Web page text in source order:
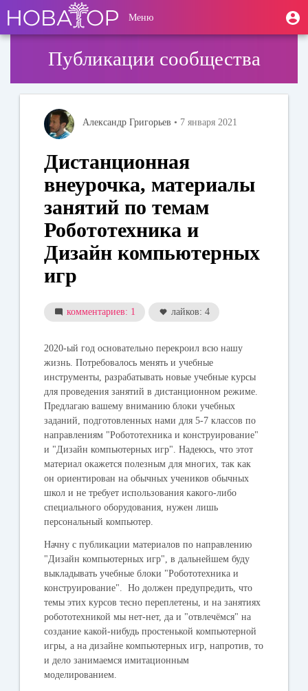
основному
содержанию
User
account
Меню
Публикации сообщества
Александр Григорьев • 7 января 2021
Дистанционная
внеурочка, материалы
занятий по темам
Робототехника и
Дизайн компьютерных
игр
комментариев: 1 лайков: 4
2020-ый год основательно перекроил всю нашу
жизнь. Потребовалось менять и учебные
инструменты, разрабатывать новые учебные курсы
для проведения занятий в дистанционном режиме.
Предлагаю вашему вниманию блоки учебных
заданий, подготовленных нами для 5-7 классов по
направлениям "Робототехника и конструирование"
и "Дизайн компьютерных игр". Надеюсь, что этот
материал окажется полезным для многих, так как
он ориентирован на обычных учеников обычных
школ и не требует использования какого-либо
специального оборудования, нужен лишь
персональный компьютер.
Начну с публикации материалов по направлению
"Дизайн компьютерных игр", в дальнейшем буду
выкладывать учебные блоки "Робототехника и
конструирование". Но должен предупредить, что
темы этих курсов тесно переплетены, и на занятиях
робототехникой мы нет-нет, да и "отвлечёмся" на
создание какой-нибудь простенькой компьютерной
игры, а на дизайне компьютерных игр, напротив, то
и дело занимаемся имитационным
моделированием.